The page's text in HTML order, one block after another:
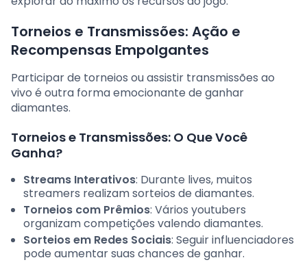
Torneios e Transmissões: Ação e
Recompensas Empolgantes
Participar de torneios ou assistir transmissões ao
vivo é outra forma emocionante de ganhar
diamantes.
Torneios e Transmissões: O Que Você
Ganha?
Streams Interativos: Durante lives, muitos
streamers realizam sorteios de diamantes.
Torneios com Prêmios: Vários youtubers
organizam competições valendo diamantes.
Sorteios em Redes Sociais: Seguir influenciadores
pode aumentar suas chances de ganhar.